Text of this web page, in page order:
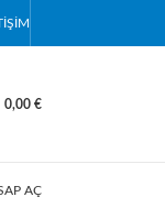
0,00 €
AÇ